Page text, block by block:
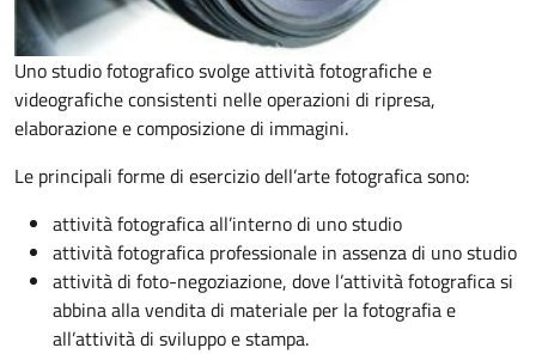
Uno studio fotografico svolge attività fotografiche e
videografiche consistenti nelle operazioni di ripresa,
elaborazione e composizione di immagini.
Le principali forme di esercizio dell’arte fotografica sono:
attività fotografica all’interno di uno studio
attività fotografica professionale in assenza di uno studio
attività di foto-negoziazione, dove l’attività fotografica si
abbina alla vendita di materiale per la fotografia e
all’attività di sviluppo e stampa.